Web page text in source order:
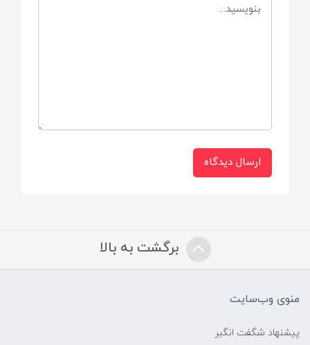
لایه نفوذناپذیر مایعات
ارسال دیدگاه
برگشت به بالا
منوی وب‌سایت
پیشنهاد شگفت انگیر